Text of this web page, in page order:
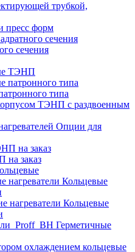
трубкой,
пресс форм
сечения
сечения
ТЭНП
типа
ТЭНП с раздвоенным
Опции для
на заказ
Кольцевые
Кольцевые
Герметичные